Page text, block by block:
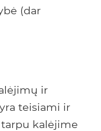
(dar
ir
teisiami ir
kalėjime